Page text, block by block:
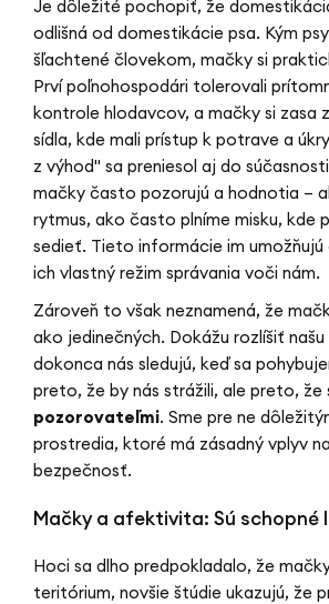
Je dôležité pochopiť, že
odlišná od domestikácie psa. Kým
šľachtené človekom, mačky si
Prví poľnohospodári tolerovali
kontrole hlodavcov, a mačky si zasa
sídla, kde mali prístup k potrave a
z výhod" sa preniesol aj do
mačky často pozorujú a hodnotia –
rytmus, ako často plníme misku, kde
sedieť. Tieto informácie im
ich vlastný režim správania voči nám.
Zároveň to však neznamená, že
ako jedinečných. Dokážu rozlíšiť
dokonca nás sledujú, keď sa
preto, že by nás strážili, ale preto, že
pozorovateľmi. Sme pre ne
prostredia, ktoré má zásadný vplyv
bezpečnosť.
Mačky a afektivita: Sú schopné
Hoci sa dlho predpokladalo, že
teritórium, novšie štúdie ukazujú, že